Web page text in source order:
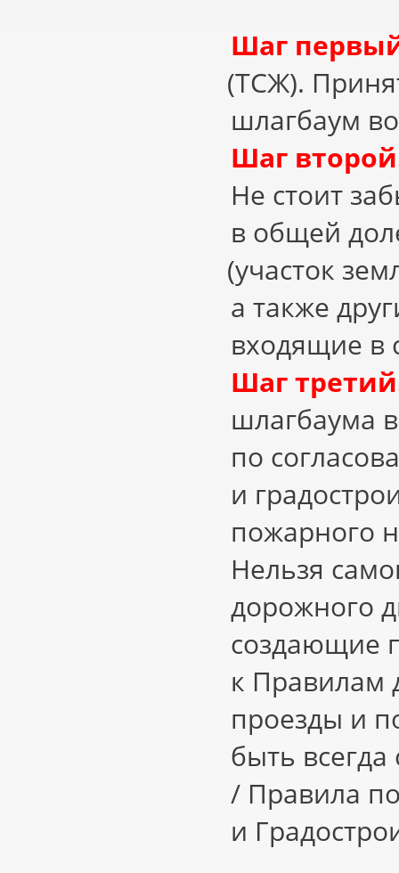
Шаг
(ТСЖ).
шлагбаум
Шаг
Не стоит
в общей
(участок
а также
входящие в
Шаг
шлагбаума
по
и
пожарного
Нельзя
дорожного
создающие
к Правилам
проезды и
быть
/ Правила
и